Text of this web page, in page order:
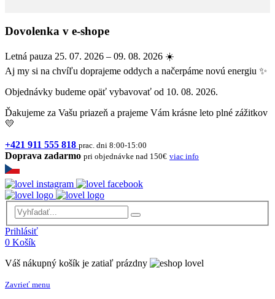
Dovolenka v e-shope
Letná pauza 25. 07. 2026 – 09. 08. 2026 ☀️
Aj my si na chvíľu doprajeme oddych a načerpáme novú energiu ✨
Objednávky budeme opäť vybavovať od 10. 08. 2026.
Ďakujeme za Vašu priazeň a prajeme Vám krásne leto plné zážitkov
💛
+421 911 555 818 prac. dni 8:00-15:00
Doprava zadarmo pri objednávke nad 150€ viac info
Prihlásiť
0 Košík
Váš nákupný košík je zatiaľ prázdny
Zavrieť menu